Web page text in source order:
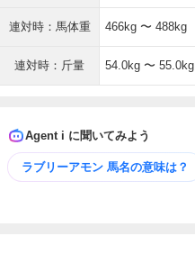
連対時：馬体重 466kg 〜 488kg
連対時：斤量 54.0kg 〜 55.0kg
Agent i に聞いてみよう
ラブリーアモン 馬名の意味は？